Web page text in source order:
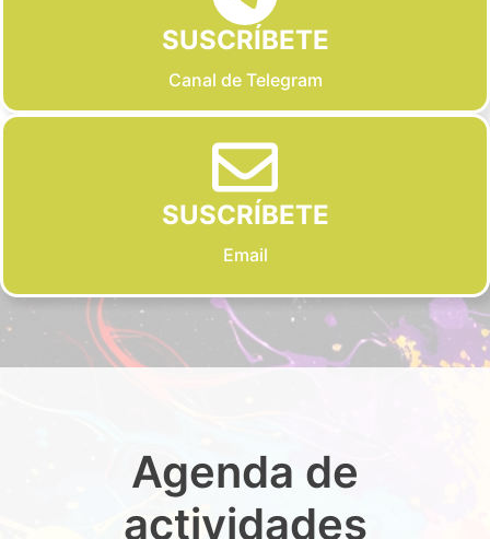
SUSCRÍBETE
Canal de Telegram
SUSCRÍBETE
Email
Agenda de
actividades